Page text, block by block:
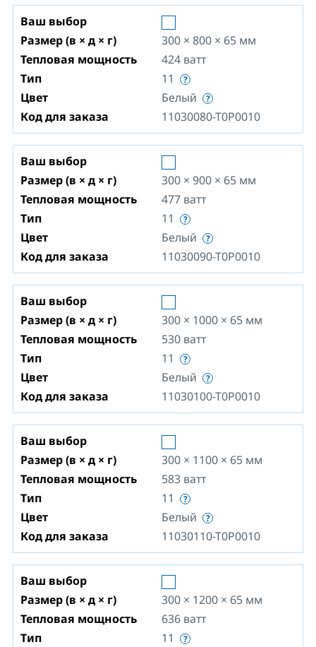
Ваш выбор
Размер (в × д × г)
300 × 800 × 65 мм
Тепловая мощность
424 ватт
Тип
11
Цвет
Белый
Код для заказа
11030080-T0P0010
Ваш выбор
Размер (в × д × г)
300 × 900 × 65 мм
Тепловая мощность
477 ватт
Тип
11
Цвет
Белый
Код для заказа
11030090-T0P0010
Ваш выбор
Размер (в × д × г)
300 × 1000 × 65 мм
Тепловая мощность
530 ватт
Тип
11
Цвет
Белый
Код для заказа
11030100-T0P0010
Ваш выбор
Размер (в × д × г)
300 × 1100 × 65 мм
Тепловая мощность
583 ватт
Тип
11
Цвет
Белый
Код для заказа
11030110-T0P0010
Ваш выбор
Размер (в × д × г)
300 × 1200 × 65 мм
Тепловая мощность
636 ватт
Тип
11